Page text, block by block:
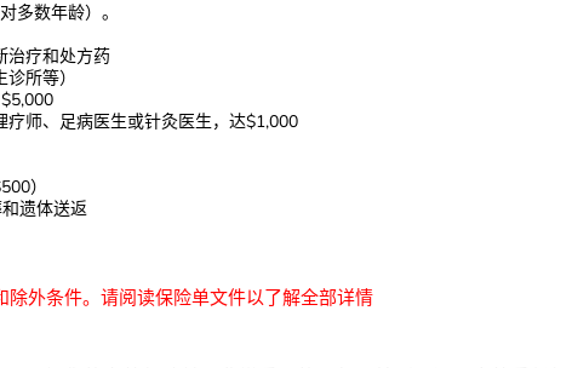
多数年龄）。
治疗和处方药
所等）
师、足病医生或针灸医生，达$1,000
）
遗体送返
外条件。请阅读保险单文件以了解全部详情